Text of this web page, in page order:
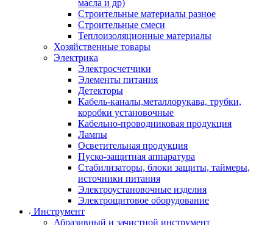
масла и др)
Строительные материалы разное
Строительные смеси
Теплоизоляционные материалы
Хозяйственные товары
Электрика
Электросчетчики
Элементы питания
Детекторы
Кабель-каналы,металлорукава, трубки,
коробки установочные
Кабельно-проводниковая продукция
Лампы
Осветительная продукция
Пуско-защитная аппаратура
Стабилизаторы, блоки защиты, таймеры,
источники питания
Электроустановочные изделия
Электрощитовое оборудование
Инструмент
Абразивный и зачистной инструмент